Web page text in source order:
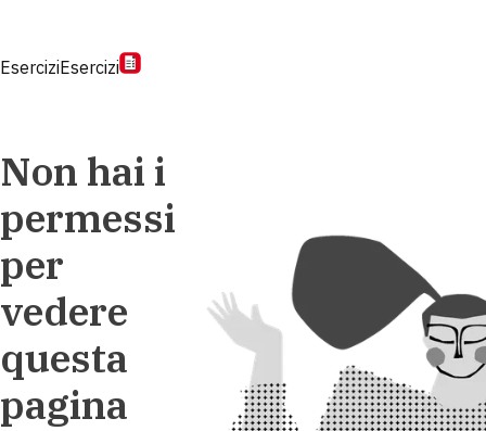
EserciziEsercizi
Non hai i
permessi
per
vedere
questa
pagina